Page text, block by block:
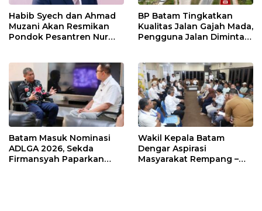
Habib Syech dan Ahmad
Muzani Akan Resmikan
Pondok Pesantren Nur
BP Batam Tingkatkan
Kualitas Jalan Gajah Mada,
Pengguna Jalan Diminta
Batam Masuk Nominasi
ADLGA 2026, Sekda
Firmansyah Paparkan
Wakil Kepala Batam
Dengar Aspirasi
Masyarakat Rempang –